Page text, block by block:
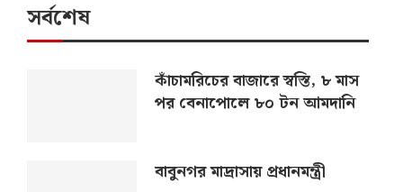
সর্বশেষ
কাঁচামরিচের বাজারে স্বস্তি, ৮ মাস
পর বেনাপোলে ৮০ টন আমদানি
বাবুনগর মাদ্রাসায় প্রধানমন্ত্রী